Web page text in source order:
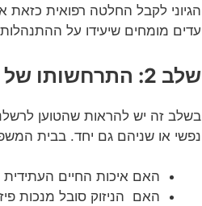
הגיוני לקבל החלטה רפואית כזאת
עדים מומחים שיעידו על
שלב 2: התרחשותו של נזק
בשלב זה יש להראות שהטוען
נפשי או שניהם גם יחד. בבית
האם איכות החיים העתידית
האם הניזוק סובל מנכות